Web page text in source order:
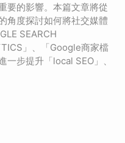
要的影響。本篇文章將從
角度探討如何將社交媒體
SEARCH
」、「Google商家檔
步提升「local SEO」、